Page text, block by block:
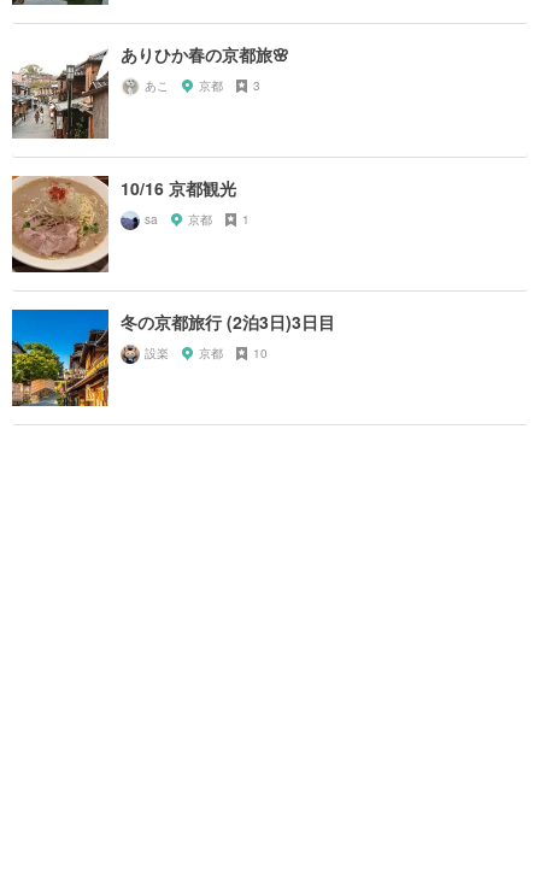
ありひか春の京都旅🌸
あこ 京都 3
10/16 京都観光
sa 京都 1
冬の京都旅行 (2泊3日)3日目
設楽 京都 10